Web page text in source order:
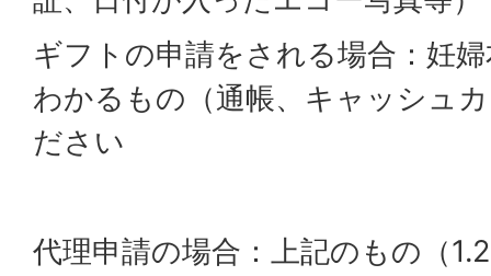
ギフトの申請をされる場合：妊
わかるもの（通帳、キャッシュ
ださい
代理申請の場合：上記のもの（